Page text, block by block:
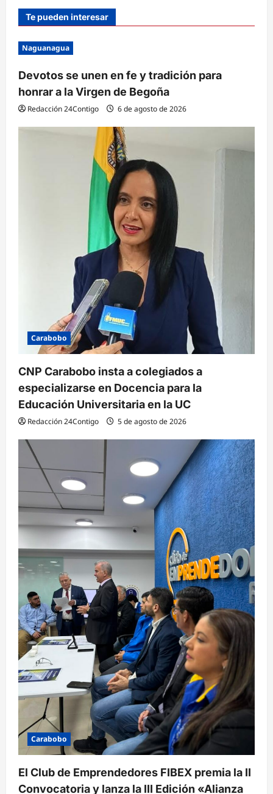
Te pueden interesar
Naguanagua
Devotos se unen en fe y tradición para
honrar a la Virgen de Begoña
Redacción 24Contigo 6 de agosto de 2026
Carabobo
CNP Carabobo insta a colegiados a
especializarse en Docencia para la
Educación Universitaria en la UC
Redacción 24Contigo 5 de agosto de 2026
Carabobo
El Club de Emprendedores FIBEX premia la II
Convocatoria y lanza la III Edición «Alianza